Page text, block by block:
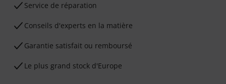
Service de réparation
Conseils d'experts en la matière
Garantie satisfait ou remboursé
Le plus grand stock d'Europe